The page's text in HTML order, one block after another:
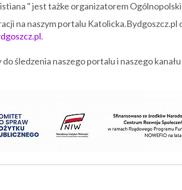
" jest tażke organizatorem
na naszym portalu Katolicka.Bydgoszcz.pl
.
do śledzenia naszego portalu i naszego